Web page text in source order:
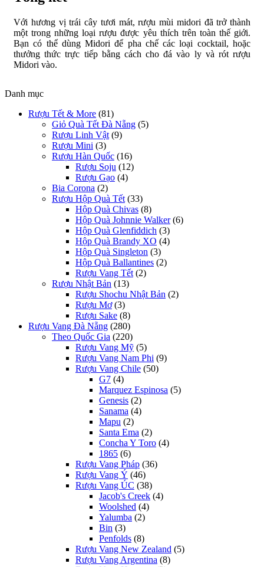
Với hương vị trái cây tươi mát, rượu mùi midori đã trở thành
một trong những loại rượu được yêu thích trên toàn thế giới.
Bạn có thể dùng Midori để pha chế các loại cocktail, hoặc
thưởng thức trực tiếp bằng cách cho đá vào ly và rót rượu
Midori vào.
Danh mục
Rượu Tết & More (81)
Giỏ Quà Tết Đà Nẵng (5)
Rượu Linh Vật (9)
Rượu Mini (3)
Rượu Hàn Quốc (16)
Rượu Soju (12)
Rượu Gạo (4)
Bia Corona (2)
Rượu Hộp Quà Tết (33)
Hộp Quà Chivas (8)
Hộp Quà Johnnie Walker (6)
Hộp Quà Glenfiddich (3)
Hộp Quà Brandy XO (4)
Hộp Quà Singleton (3)
Hộp Quà Ballantines (2)
Rượu Vang Tết (2)
Rượu Nhật Bản (13)
Rượu Shochu Nhật Bản (2)
Rượu Mơ (3)
Rượu Sake (8)
Rượu Vang Đà Nẵng (280)
Theo Quốc Gia (220)
Rượu Vang Mỹ (5)
Rượu Vang Nam Phi (9)
Rượu Vang Chile (50)
G7 (4)
Marquez Espinosa (5)
Genesis (2)
Sanama (4)
Mapu (2)
Santa Ema (2)
Concha Y Toro (4)
1865 (6)
Rượu Vang Pháp (36)
Rượu Vang Ý (46)
Rượu Vang ÚC (38)
Jacob's Creek (4)
Woolshed (4)
Yalumba (2)
Bin (3)
Penfolds (8)
Rượu Vang New Zealand (5)
Rượu Vang Argentina (8)